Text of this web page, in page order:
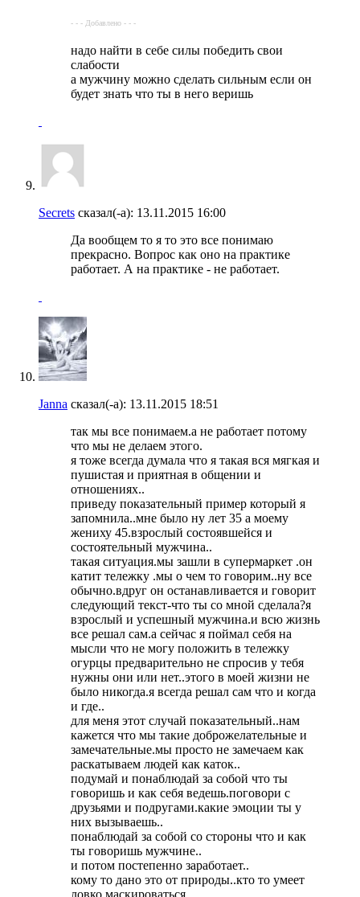
- - - Добавлено - - -
надо найти в себе силы победить свои
слабости
а мужчину можно сделать сильным если он
будет знать что ты в него веришь
Secrets сказал(-а): 13.11.2015 16:00
Да вообщем то я то это все понимаю
прекрасно. Вопрос как оно на практике
работает. А на практике - не работает.
Janna сказал(-а): 13.11.2015 18:51
так мы все понимаем.а не работает потому
что мы не делаем этого.
я тоже всегда думала что я такая вся мягкая и
пушистая и приятная в общении и
отношениях..
приведу показательный пример который я
запомнила..мне было ну лет 35 а моему
жениху 45.взрослый состоявшейся и
состоятельный мужчина..
такая ситуация.мы зашли в супермаркет .он
катит тележку .мы о чем то говорим..ну все
обычно.вдруг он останавливается и говорит
следующий текст-что ты со мной сделала?я
взрослый и успешный мужчина.и всю жизнь
все решал сам.а сейчас я поймал себя на
мысли что не могу положить в тележку
огурцы предварительно не спросив у тебя
нужны они или нет..этого в моей жизни не
было никогда.я всегда решал сам что и когда
и где..
для меня этот случай показательный..нам
кажется что мы такие доброжелательные и
замечательные.мы просто не замечаем как
раскатываем людей как каток..
подумай и понаблюдай за собой что ты
говоришь и как себя ведешь.поговори с
друзьями и подругами.какие эмоции ты у
них вызываешь..
понаблюдай за собой со стороны что и как
ты говоришь мужчине..
и потом постепенно заработает..
кому то дано это от природы..кто то умеет
ловко маскироваться..